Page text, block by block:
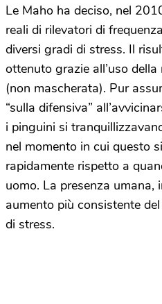
Le Maho ha deciso, nel
reali di rilevatori di
diversi gradi di stress. Il
ottenuto grazie all’uso
(non mascherata). Pur
“sulla difensiva”
i pinguini si
nel momento in cui questo
rapidamente rispetto a
uomo. La presenza umana,
aumento più consistente
di stress.